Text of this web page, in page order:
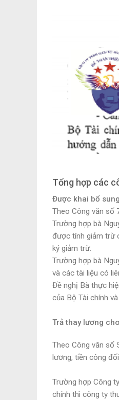
Tổng hợp các
Được khai bổ
Theo Công văn số
Trường hợp bà
được tính giảm trừ
ký giảm trừ.
Trường hợp bà
và các tài liệu có
Đề nghị Bà thực
của Bộ Tài chính
Trả thay lương
Theo Công văn số
lương, tiền công
Trường hợp Công
chính thì công ty